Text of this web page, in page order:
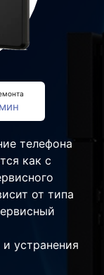
телефона
как с
от типа
устранения